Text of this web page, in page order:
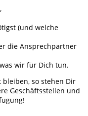
(und welche
die Ansprechpartner
wir für Dich tun.
so stehen Dir
Geschäftsstellen und